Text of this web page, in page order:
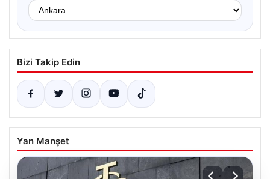
Bizi Takip Edin
Yan Manşet